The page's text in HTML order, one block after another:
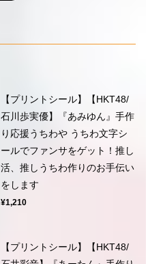
【プリントシール】【HKT48/
石川歩実優】『あみゆん』手作
り応援うちわや うちわ文字シ
ールでファンサをゲット！推し
活、推しうちわ作りのお手伝い
をします
¥1,210
【プリントシール】【HKT48/